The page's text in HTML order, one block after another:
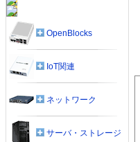
OpenBlocks
IoT関連
ネットワーク
サーバ・ストレージ